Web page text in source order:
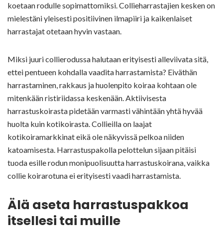
koetaan rodulle sopimattomiksi. Collieharrastajien kesken on
mielestäni yleisesti positiivinen ilmapiiri ja kaikenlaiset
harrastajat otetaan hyvin vastaan.
Miksi juuri collierodussa halutaan erityisesti alleviivata sitä,
ettei pentueen kohdalla vaadita harrastamista? Eiväthän
harrastaminen, rakkaus ja huolenpito koiraa kohtaan ole
mitenkään ristiriidassa keskenään. Aktiivisesta
harrastuskoirasta pidetään varmasti vähintään yhtä hyvää
huolta kuin kotikoirasta. Collieilla on laajat
kotikoiramarkkinat eikä ole näkyvissä pelkoa niiden
katoamisesta. Harrastuspakolla pelottelun sijaan pitäisi
tuoda esille rodun monipuolisuutta harrastuskoirana, vaikka
collie koirarotuna ei erityisesti vaadi harrastamista.
Älä aseta harrastuspakkoa
itsellesi tai muille